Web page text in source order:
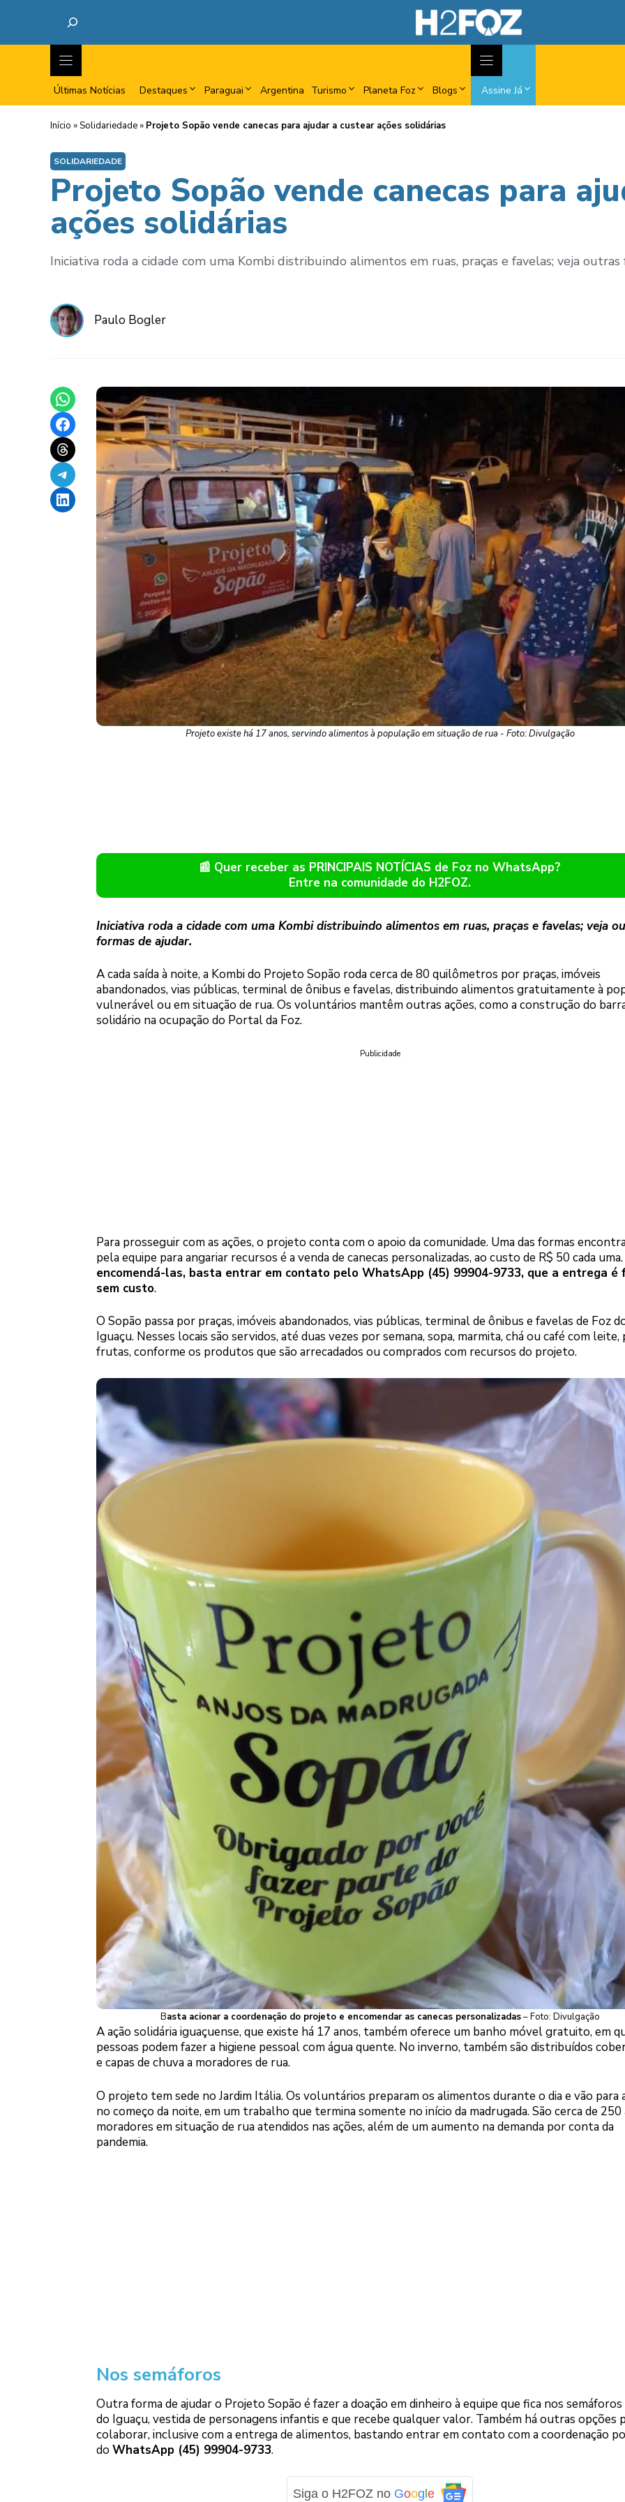
Últimas Notícias Destaques Paraguai Argentina Turismo Planeta Foz Blogs Assine Já
Início »Solidariedade » Projeto Sopão vende canecas para ajudar a custear ações solidárias
SOLIDARIEDADE
Projeto Sopão vende canecas para
ações solidárias
Iniciativa roda a cidade com uma Kombi distribuindo alimentos em ruas, praças e favelas; veja outras
Paulo Bogler
Share on WhatsApp
Share on Facebook
Share on Threads
Share on Telegram
Share on LinkedIn
Projeto existe há 17 anos, servindo alimentos à população em situação de rua - Foto: Divulgação
📰 Quer receber as PRINCIPAIS NOTÍCIAS de Foz no WhatsApp?
Entre na comunidade do H2FOZ.
Iniciativa roda a cidade com uma Kombi distribuindo alimentos em ruas, praças e favelas; veja
formas de ajudar.
A cada saída à noite, a Kombi do Projeto Sopão roda cerca de 80 quilômetros por praças, imóveis
abandonados, vias públicas, terminal de ônibus e favelas, distribuindo alimentos gratuitamente à
vulnerável ou em situação de rua. Os voluntários mantêm outras ações, como a construção do
solidário na ocupação do Portal da Foz.
Publicidade
Para prosseguir com as ações, o projeto conta com o apoio da comunidade. Uma das formas
pela equipe para angariar recursos é a venda de canecas personalizadas, ao custo de R$ 50 cada uma.
encomendá-las, basta entrar em contato pelo WhatsApp (45) 99904-9733, que a entrega é
sem custo.
O Sopão passa por praças, imóveis abandonados, vias públicas, terminal de ônibus e favelas de Foz
Iguaçu. Nesses locais são servidos, até duas vezes por semana, sopa, marmita, chá ou café com leite,
frutas, conforme os produtos que são arrecadados ou comprados com recursos do projeto.
Basta acionar a coordenação do projeto e encomendar as canecas personalizadas– Foto: Divulgação
A ação solidária iguaçuense, que existe há 17 anos, também oferece um banho móvel gratuito, em
pessoas podem fazer a higiene pessoal com água quente. No inverno, também são distribuídos
e capas de chuva a moradores de rua.
O projeto tem sede no Jardim Itália. Os voluntários preparam os alimentos durante o dia e vão para
no começo da noite, em um trabalho que termina somente no início da madrugada. São cerca de 250
moradores em situação de rua atendidos nas ações, além de um aumento na demanda por conta da
pandemia.
Nos semáforos
Outra forma de ajudar o Projeto Sopão é fazer a doação em dinheiro à equipe que fica nos semáforos
do Iguaçu, vestida de personagens infantis e que recebe qualquer valor. Também há outras opções
colaborar, inclusive com a entrega de alimentos, bastando entrar em contato com a coordenação
do WhatsApp (45) 99904-9733.
Siga o H2FOZ no Google